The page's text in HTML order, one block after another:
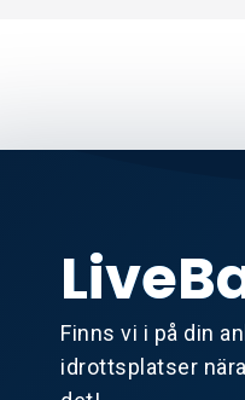
Finns vi i på din
idrottsplatser